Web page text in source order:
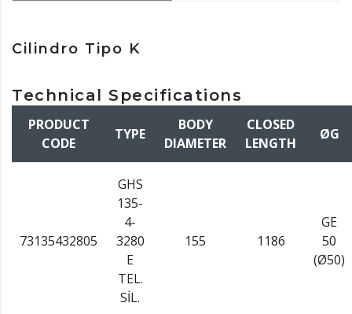
Cilindro Tipo K
Technical Specifications
PRODUCT
CODE
TYPE
BODY
DIAMETER
CLOSED
LENGTH
ØG
73135432805
GHS
135-
4-
3280
E
TEL.
SİL.
155 1186
GE
50
(Ø50)